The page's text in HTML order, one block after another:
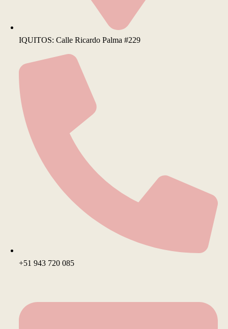
IQUITOS: Calle Ricardo Palma #229
+51 943 720 085